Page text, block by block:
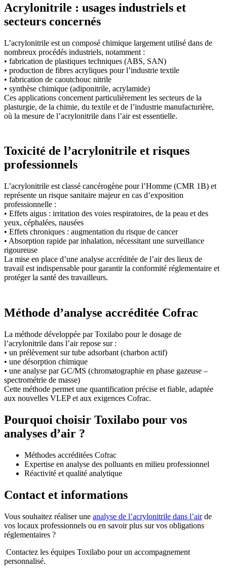
Acrylonitrile : usages industriels et
secteurs concernés
L’acrylonitrile est un composé chimique largement utilisé dans de
nombreux procédés industriels, notamment :
• fabrication de plastiques techniques (ABS, SAN)
• production de fibres acryliques pour l’industrie textile
• fabrication de caoutchouc nitrile
• synthèse chimique (adiponitrile, acrylamide)
Ces applications concernent particulièrement les secteurs de la
plasturgie, de la chimie, du textile et de l’industrie manufacturière,
où la mesure de l’acrylonitrile dans l’air est essentielle.
Toxicité de l’acrylonitrile et risques
professionnels
L’acrylonitrile est classé cancérogène pour l’Homme (CMR 1B) et
représente un risque sanitaire majeur en cas d’exposition
professionnelle :
• Effets aigus : irritation des voies respiratoires, de la peau et des
yeux, céphalées, nausées
• Effets chroniques : augmentation du risque de cancer
• Absorption rapide par inhalation, nécessitant une surveillance
rigoureuse
La mise en place d’une analyse accréditée de l’air des lieux de
travail est indispensable pour garantir la conformité réglementaire et
protéger la santé des travailleurs.
Méthode d’analyse accréditée Cofrac
La méthode développée par Toxilabo pour le dosage de
l’acrylonitrile dans l’air repose sur :
• un prélèvement sur tube adsorbant (charbon actif)
• une désorption chimique
• une analyse par GC/MS (chromatographie en phase gazeuse –
spectrométrie de masse)
Cette méthode permet une quantification précise et fiable, adaptée
aux nouvelles VLEP et aux exigences Cofrac.
Pourquoi choisir Toxilabo pour vos
analyses d’air ?
Méthodes accréditées Cofrac
Expertise en analyse des polluants en milieu professionnel
Réactivité et qualité analytique
Contact et informations
Vous souhaitez réaliser une analyse de l’acrylonitrile dans l’airde
vos locaux professionnels ou en savoir plus sur vos obligations
réglementaires ?
Contactez les équipes Toxilabo pour un accompagnement
personnalisé.